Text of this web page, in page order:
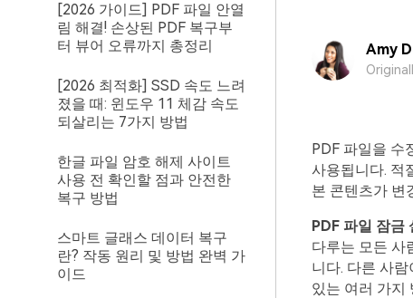
[2026 가이드] PDF 파일 안열
림 해결! 손상된 PDF 복구부
터 뷰어 오류까지 총정리
[2026 최적화] SSD 속도 느려
졌을 때: 윈도우 11 체감 속도
되살리는 7가지 방법
한글 파일 암호 해제 사이트
사용 전 확인할 점과 안전한
복구 방법
스마트 글래스 데이터 복구
란? 작동 원리 및 방법 완벽 가
이드
Amy
PDF 파일을 수
사용됩니다. 적
본 콘텐츠가 변
PDF 파일 잠금
다루는 모든 사
니다. 다른 사
있는 여러 가지